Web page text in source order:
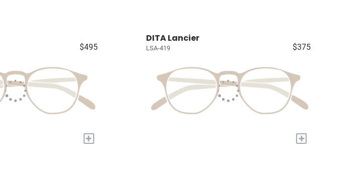
$495
+
DITA Lancier
LSA-419 $375
+